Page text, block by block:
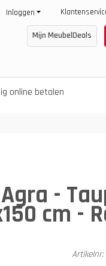
Inloggen
Mijn MeubelDeals
online betalen
-
cm -
Artikelnr: